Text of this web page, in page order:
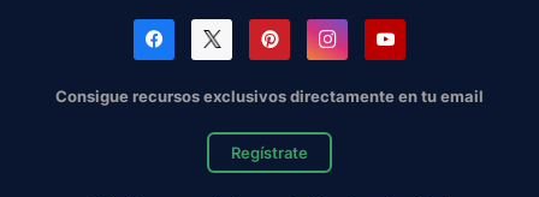
Consigue recursos exclusivos directamente en tu email
Regístrate